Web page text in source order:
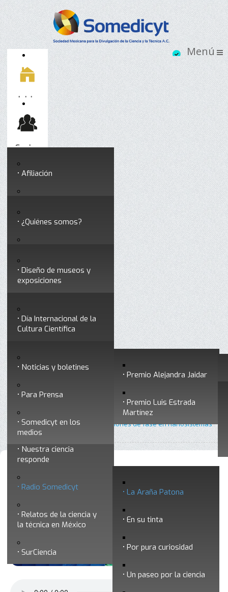
Inicio
Socios
Afiliación
Testimonios
Socios vigentes
Somedicyt
¿Quiénes somos?
Consejo Directivo
profesionales
Premios a divulgadores Premio Alejandra Jaidar
Premio Luis Estrada
Martínez
Servicios
Diseño de museos y
exposiciones
formar divulgadores
Día Internacional de la
Cultura Científica
Ciencia y Tecnología
Nuestra ciencia
responde
Radio Somedicyt La Araña Patona
En su tinta
Por pura curiosidad
Un paseo por la ciencia
Relatos de la ciencia y
la técnica en México
SurCiencia
Noticias y boletines
Para Prensa
Somedicyt en los
medios
Contacto
Radio Somedicyt •
La Araña Patona
La araña patona 255 - Transiciones de fase en nanosistemas
La araña patona 255 - Transiciones de
fase en nanosistemas